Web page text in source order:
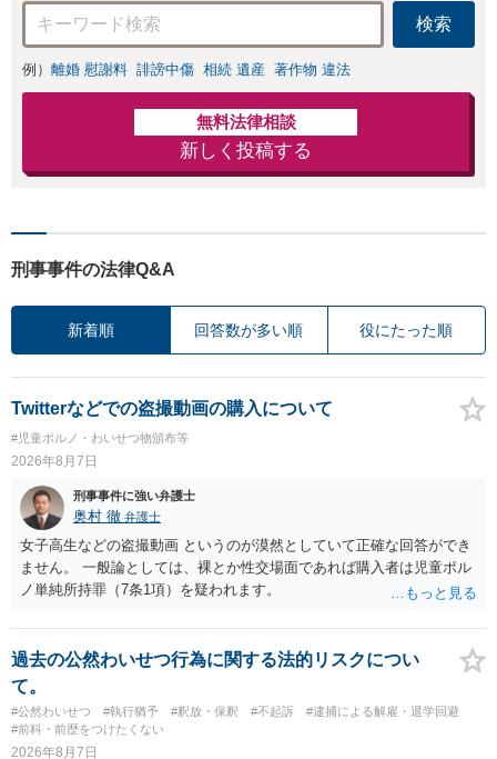
検索
例） 離婚 慰謝料 誹謗中傷 相続 遺産 著作物 違法
無料法律相談
新しく投稿する
刑事事件の法律Q&A
新着順 回答数が多い順 役にたった順
Twitterなどでの盗撮動画の購入について
#児童ポルノ・わいせつ物頒布等
2026年8月7日
刑事事件に強い弁護士
奥村 徹 弁護士
女子高生などの盗撮動画 というのが漠然としていて正確な回答ができ
ません。 一般論としては、裸とか性交場面であれば購入者は児童ポル
ノ単純所持罪（7条1項）を疑われます。
過去の公然わいせつ行為に関する法的リスクについ
て。
#公然わいせつ #執行猶予 #釈放・保釈 #不起訴
#逮捕による解雇・退学回避
#前科・前歴をつけたくない
2026年8月7日